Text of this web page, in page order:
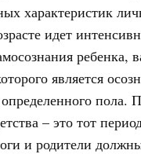
характеристик
идет
ребенка,
является
пола.
– это тот
и родители